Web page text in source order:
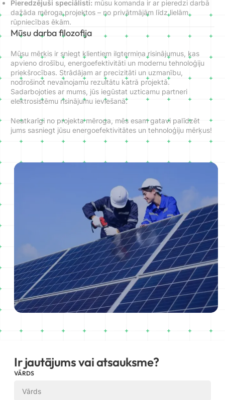
Pieredzējuši speciālisti: mūsu komanda ir ar pieredzi darbā
dažāda mēroga projektos – no privātmājām līdz lielām
rūpniecības ēkām.
Mūsu darba filozofija
Mūsu mērķis ir sniegt klientiem ilgtermiņa risinājumus, kas
apvieno drošību, energoefektivitāti un modernu tehnoloģiju
priekšrocības. Strādājam ar precizitāti un uzmanību,
nodrošinot nevainojamu rezultātu katrā projektā.
Sadarbojoties ar mums, jūs iegūstat uzticamu partneri
elektrosistēmu risinājumu ieviešanā.
Neatkarīgi no projekta mēroga, mēs esam gatavi palīdzēt
jums sasniegt jūsu energoefektivitātes un tehnoloģiju mērķus!
Ir jautājums vai atsauksme?
VĀRDS